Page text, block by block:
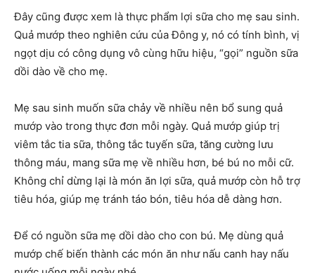
Đây cũng được xem là thực phẩm lợi sữa cho mẹ sau sinh.
Quả mướp theo nghiên cứu của Đông y, nó có tính bình, vị
ngọt dịu có công dụng vô cùng hữu hiệu, “gọi” nguồn sữa
dồi dào về cho mẹ.
Mẹ sau sinh muốn sữa chảy về nhiều nên bổ sung quả
mướp vào trong thực đơn mỗi ngày. Quả mướp giúp trị
viêm tắc tia sữa, thông tắc tuyến sữa, tăng cường lưu
thông máu, mang sữa mẹ về nhiều hơn, bé bú no mỗi cữ.
Không chỉ dừng lại là món ăn lợi sữa, quả mướp còn hỗ trợ
tiêu hóa, giúp mẹ tránh táo bón, tiêu hóa dễ dàng hơn.
Để có nguồn sữa mẹ dồi dào cho con bú. Mẹ dùng quả
mướp chế biến thành các món ăn như nấu canh hay nấu